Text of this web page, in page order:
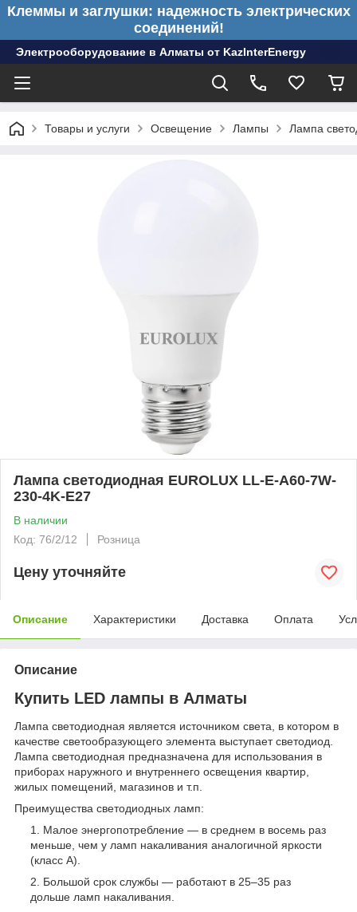
Клеммы и заглушки: надежность электрических
соединений!
Электрооборудование в Алматы от KazInterEnergy
Товары и услуги Освещение Лампы Лампа
Лампа светодиодная EUROLUX LL-E-A60-7W-
230-4K-E27
В наличии
Код: 76/2/12
Розница
Цену уточняйте
Описание Характеристики Доставка Оплата
Описание
Купить LED лампы в Алматы
Лампа светодиодная является источником света, в котором в
качестве светообразующего элемента выступает светодиод.
Лампа светодиодная предназначена для использования в
приборах наружного и внутреннего освещения квартир,
жилых помещений, магазинов и т.п.
Преимущества светодиодных ламп:
Малое энергопотребление — в среднем в восемь раз
меньше, чем у ламп накаливания аналогичной яркости
(класс А).
Большой срок службы — работают в 25–35 раз
дольше ламп накаливания.